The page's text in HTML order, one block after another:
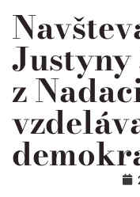
Justyny
z